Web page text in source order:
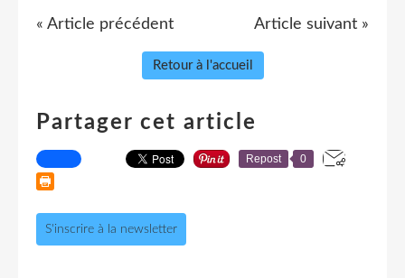
« Article précédent Article suivant »
Retour à l'accueil
Partager cet article
Repost 0
S'inscrire à la newsletter